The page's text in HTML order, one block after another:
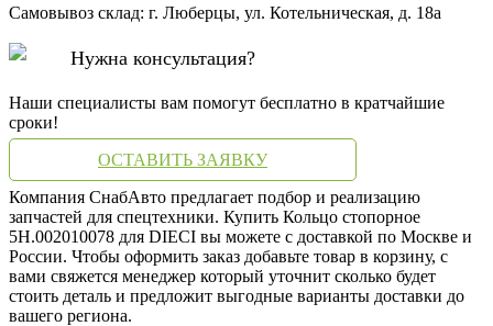
Самовывоз склад: г. Люберцы, ул. Котельническая, д. 18а
Нужна консультация?
Наши специалисты вам помогут бесплатно в кратчайшие
сроки!
ОСТАВИТЬ ЗАЯВКУ
Компания СнабАвто предлагает подбор и реализацию
запчастей для спецтехники. Купить Кольцо стопорное
5H.002010078 для DIECI вы можете с доставкой по Москве и
России. Чтобы оформить заказ добавьте товар в корзину, с
вами свяжется менеджер который уточнит сколько будет
стоить деталь и предложит выгодные варианты доставки до
вашего региона.